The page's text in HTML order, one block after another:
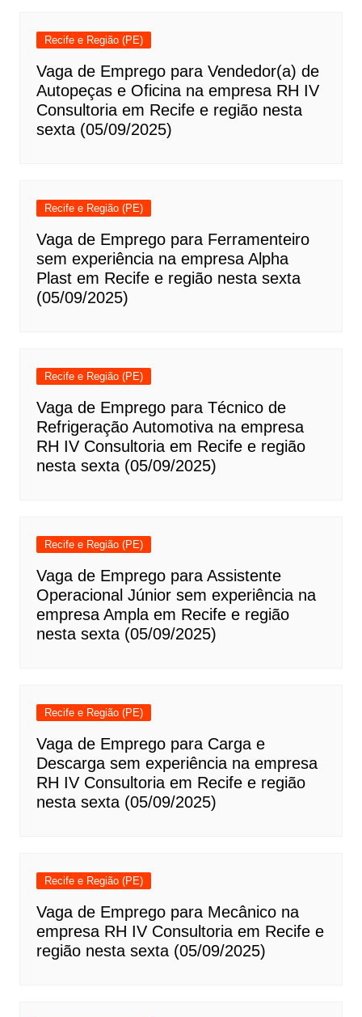
Recife e Região (PE)
Vaga de Emprego para Vendedor(a) de
Autopeças e Oficina na empresa RH IV
Consultoria em Recife e região nesta
sexta (05/09/2025)
Recife e Região (PE)
Vaga de Emprego para Ferramenteiro
sem experiência na empresa Alpha
Plast em Recife e região nesta sexta
(05/09/2025)
Recife e Região (PE)
Vaga de Emprego para Técnico de
Refrigeração Automotiva na empresa
RH IV Consultoria em Recife e região
nesta sexta (05/09/2025)
Recife e Região (PE)
Vaga de Emprego para Assistente
Operacional Júnior sem experiência na
empresa Ampla em Recife e região
nesta sexta (05/09/2025)
Recife e Região (PE)
Vaga de Emprego para Carga e
Descarga sem experiência na empresa
RH IV Consultoria em Recife e região
nesta sexta (05/09/2025)
Recife e Região (PE)
Vaga de Emprego para Mecânico na
empresa RH IV Consultoria em Recife e
região nesta sexta (05/09/2025)